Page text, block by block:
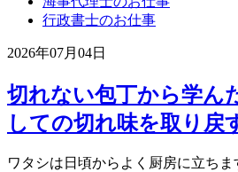
行政書士のお仕事
2026年07月04日
切れない包丁から学ん
しての切れ味を取り戻
ワタシは日頃からよく厨房に立ち